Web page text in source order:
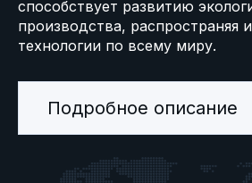
способствует развитию
производства, распространяя
технологии по всему миру.
Подробное описание